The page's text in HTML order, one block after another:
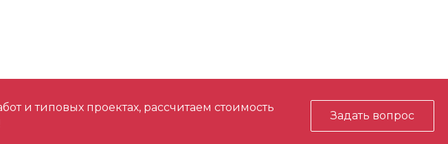
и типовых проектах, рассчитаем стоимость
Задать вопрос